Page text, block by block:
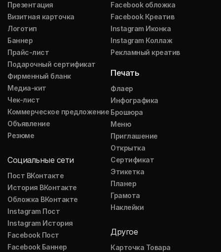
Презентация
Визитная карточка
Логотип
Баннер
Прайс-лист
Подарочный сертификат
Фирменный бланк
Медиа-кит
Чек-лист
Коммерческое предложение
Объявление
Резюме
Социальные сети
Пост ВКонтакте
История ВКонтакте
Обложка ВКонтакте
Instagram Пост
Instagram История
Facebook Пост
Facebook Баннер
Facebook обложка
Facebook Креатив
Instagram Иконка
Instagram Коллаж
Рекламный креатив
Печать
Флаер
Инфографика
Брошюра
Меню
Приглашение
Открытка
Сертификат
Этикетка
Планер
Грамота
Наклейки
Другое
Карточка Товара